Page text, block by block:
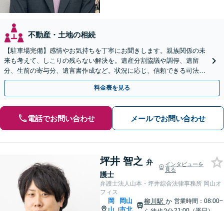
不動産・土地の相続
【駐車場完備】感情やお気持ちを丁寧にお聞きします。親族関係の未
来も考えて、しこりの残らない解決を。遺産分割協議や調停、遺留
分、生前の寄与分、遺言書作成など。状況に応じ、信頼できる司法書
士・税理士をご紹介します【WEB面談＆出張相談可】
料金表を見る
電話でお問い合わせ メールでお問い合わせ
坪井 智之 弁
護士
インタビューを
見る
弁護士法人山本・坪井綜合法律事務所 岡山オ
フィス
岡
岡山
柳川駅 か 営業時間：08:00~